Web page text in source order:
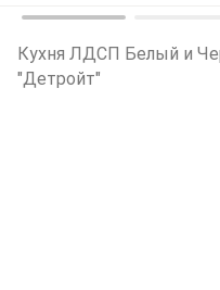
Кухня ЛДСП Белый и
"Детройт"